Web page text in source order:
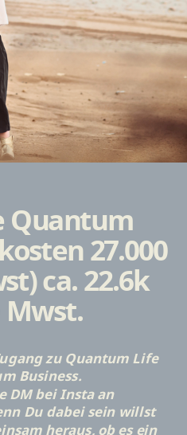
Quantum
27.000
ca. 22.6k
Mwst.
zu Quantum Life
Business.
DM bei Insta an
Du dabei sein willst
heraus, ob es ein